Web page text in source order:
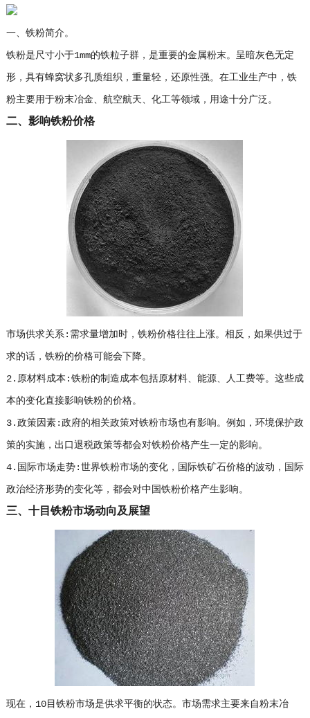
一、铁粉简介。
铁粉是尺寸小于1mm的铁粒子群，是重要的金属粉末。呈暗灰色无定
形，具有蜂窝状多孔质组织，重量轻，还原性强。在工业生产中，铁
粉主要用于粉末冶金、航空航天、化工等领域，用途十分广泛。
二、影响铁粉价格
市场供求关系:需求量增加时，铁粉价格往往上涨。相反，如果供过于
求的话，铁粉的价格可能会下降。
2.原材料成本:铁粉的制造成本包括原材料、能源、人工费等。这些成
本的变化直接影响铁粉的价格。
3.政策因素:政府的相关政策对铁粉市场也有影响。例如，环境保护政
策的实施，出口退税政策等都会对铁粉价格产生一定的影响。
4.国际市场走势:世界铁粉市场的变化，国际铁矿石价格的波动，国际
政治经济形势的变化等，都会对中国铁粉价格产生影响。
三、十目铁粉市场动向及展望
现在，10目铁粉市场是供求平衡的状态。市场需求主要来自粉末冶